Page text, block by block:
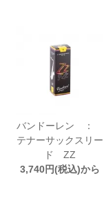
バンドーレン ：
テナーサックスリー
ド ZZ
3,740円(税込)から